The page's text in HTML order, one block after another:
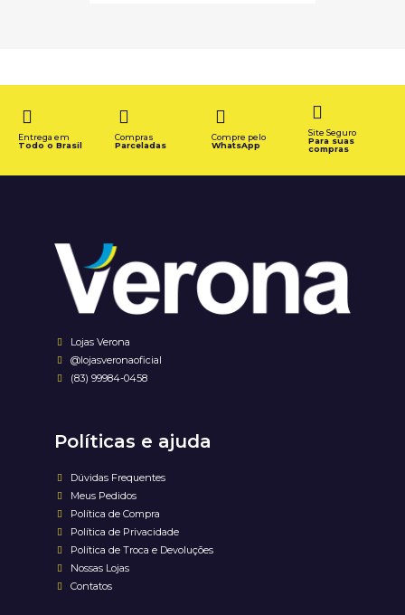
Entrega em
Todo o Brasil
Compras
Parceladas
Compre pelo
WhatsApp
Site Seguro
Para suas
compras
Lojas Verona
@lojasveronaoficial
(83) 99984-0458
Políticas e ajuda
Dúvidas Frequentes
Meus Pedidos
Política de Compra
Política de Privacidade
Política de Troca e Devoluções
Nossas Lojas
Contatos